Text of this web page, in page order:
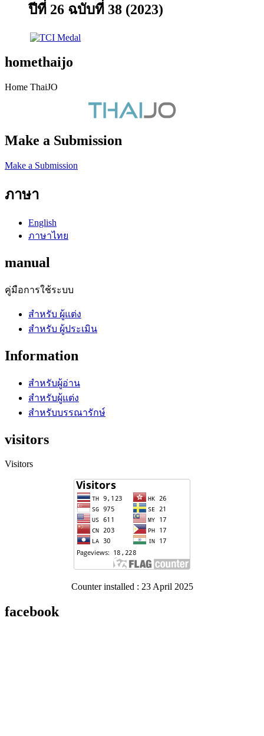
ปีที่ 26 ฉบับที่ 38 (2023)
homethaijo
Home ThaiJO
Make a Submission
Make a Submission
ภาษา
English
ภาษาไทย
manual
คู่มือการใช้ระบบ
สำหรับ ผู้แต่ง
สำหรับ ผู้ประเมิน
Information
สำหรับผู้อ่าน
สำหรับผู้แต่ง
สำหรับบรรณารักษ์
visitors
Visitors
Counter installed : 23 April 2025
facebook